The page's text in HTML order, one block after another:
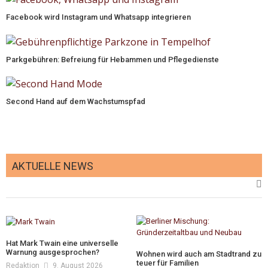
Facebook wird Instagram und Whatsapp integrieren
Parkgebühren: Befreiung für Hebammen und Pflegedienste
Second Hand auf dem Wachstumspfad
AKTUELLE NEWS
Hat Mark Twain eine universelle
Warnung ausgesprochen?
Redaktion 9. August 2026
Wohnen wird auch am Stadtrand zu
teuer für Familien